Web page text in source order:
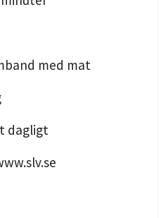
med mat
dagligt